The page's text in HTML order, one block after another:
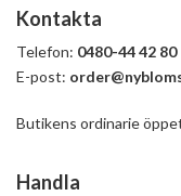
Kontakta
Telefon: 0480-44 42 80
E-post:
Butikens ordinarie
Handla